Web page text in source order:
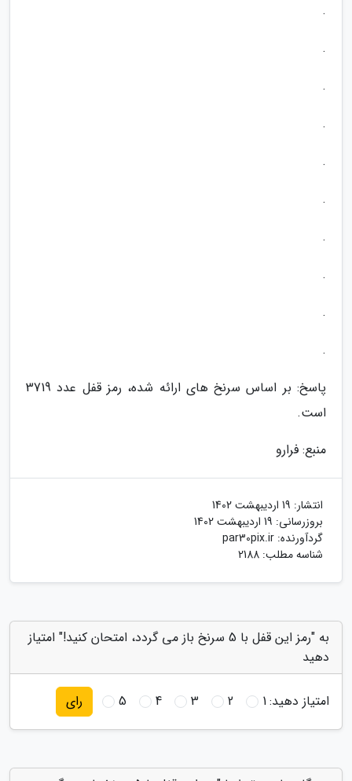
.
.
.
.
.
.
.
.
.
.
پاسخ: بر اساس سرنخ های ارائه شده، رمز قفل عدد 3719
است.
منبع: فرارو
انتشار: 19 اردیبهشت 1402
بروزرسانی: 19 اردیبهشت 1402
گردآورنده: par30pix.ir
شناسه مطلب: 2188
به "رمز این قفل با 5 سرنخ باز می گردد، امتحان کنید!" امتیاز
دهید
امتیاز دهید:1
2
3
4
5 رای